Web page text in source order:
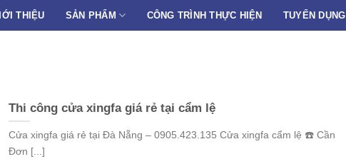
THIỆU SẢN PHẨM CÔNG TRÌNH THỰC HIỆN TUYỂN DỤNG
Thi công cửa xingfa giá rẻ tại cẩm lệ
Cửa xingfa giá rẻ tại Đà Nẵng – 0905.423.135 Cửa xingfa cẩm lệ ☎️ Cần
Đơn [...]